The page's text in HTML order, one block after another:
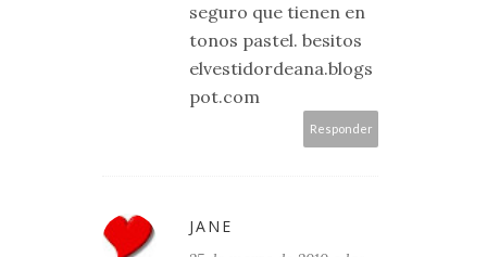
seguro que tienen en
tonos pastel. besitos
elvestidordeana.blogs
pot.com
Responder
JANE